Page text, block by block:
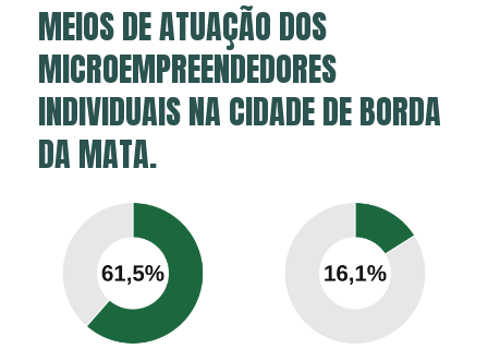
MEIOS DE ATUAÇÃO DOS
MICROEMPREENDEDORES
INDIVIDUAIS NA CIDADE DE BORDA
DA MATA.